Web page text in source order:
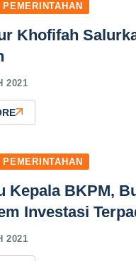
Khofifah
2021
Kepala BKPM,
Investasi
2021